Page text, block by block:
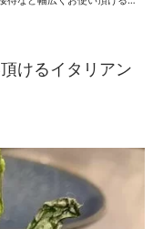
けるイタリアン